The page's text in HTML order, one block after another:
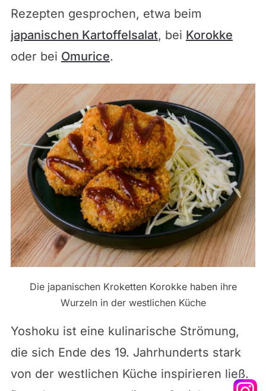
Rezepten gesprochen, etwa beim
japanischen Kartoffelsalat, bei Korokke
oder bei Omurice.
Die japanischen Kroketten Korokke haben ihre
Wurzeln in der westlichen Küche
Yoshoku ist eine kulinarische Strömung,
die sich Ende des 19. Jahrhunderts stark
von der westlichen Küche inspirieren ließ.